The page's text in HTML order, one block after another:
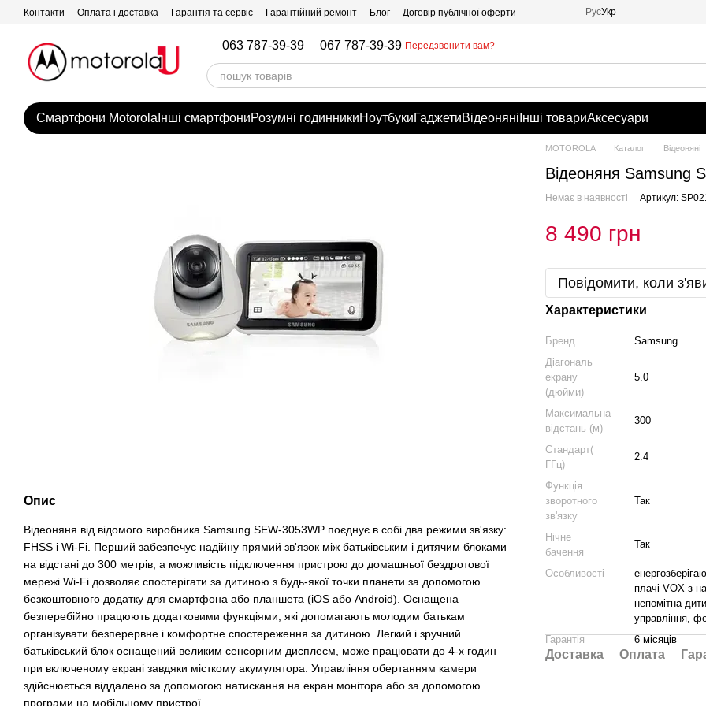
Перейти до основного контенту
Контакти Оплата і доставка Гарантія та сервіс Гарантійний ремонт Блог Договір публічної оферти РусУкр
063 787-39-39 067 787-39-39 Передзвонити вам?
Смартфони Motorola Інші смартфониРозумні годинникиНоутбукиГаджетиВідеоняні Інші товариАксесуари
Опис
Відеоняня від відомого виробника Samsung SEW-3053WP поєднує в собі два режими зв'язку:
FHSS і Wi-Fi. Перший забезпечує надійну прямий зв'язок між батьківським і дитячим блоками
на відстані до 300 метрів, а можливість підключення пристрою до домашньої бездротової
мережі Wi-Fi дозволяє спостерігати за дитиною з будь-якої точки планети за допомогою
безкоштовного додатку для смартфона або планшета (iOS або Android). Оснащена
безперебійно працюють додатковими функціями, які допомагають молодим батькам
організувати безперервне і комфортне спостереження за дитиною. Легкий і зручний
батьківський блок оснащений великим сенсорним дисплеєм, може працювати до 4-х годин
при включеному екрані завдяки місткому акумулятора. Управління обертанням камери
здійснюється віддалено за допомогою натискання на екран монітора або за допомогою
програми на мобільному пристрої.
MOTOROLA Каталог Відеоняні
Відеоняня Samsung
Немає в наявності Артикул:
8 490 грн
Повідомити, коли
Характеристики
Бренд
Samsung
Діагональ
екрану
(дюйми)
5.0
Максимальна
відстань (м)
300
Стандарт(
ГГц)
2.4
Функція
зворотного
зв'язку
Так
Нічне
бачення
Так
Особливості
плачі VOX з
непомітна
управління,
Гарантія
6 місяців
Доставка Оплата